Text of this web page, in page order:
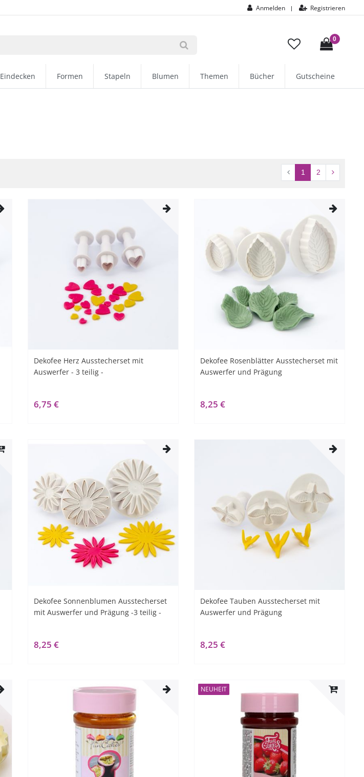
Anmelden | Registrieren
0
Eindecken Formen Stapeln Blumen Themen Bücher Gutscheine
1 2
Dekofee Herz Ausstecherset mit
Auswerfer - 3 teilig -
6,75 €
Dekofee Rosenblätter Ausstecherset mit
Auswerfer und Prägung
8,25 €
Dekofee Sonnenblumen Ausstecherset
mit Auswerfer und Prägung -3 teilig -
8,25 €
Dekofee Tauben Ausstecherset mit
Auswerfer und Prägung
8,25 €
NEUHEIT